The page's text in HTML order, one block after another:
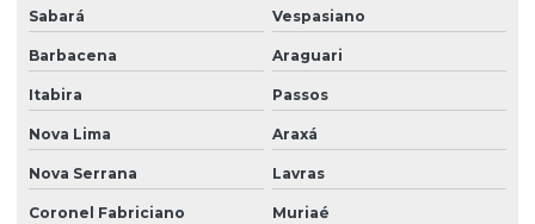
Sabará Vespasiano
Barbacena Araguari
Itabira Passos
Nova Lima Araxá
Nova Serrana Lavras
Coronel Fabriciano Muriaé